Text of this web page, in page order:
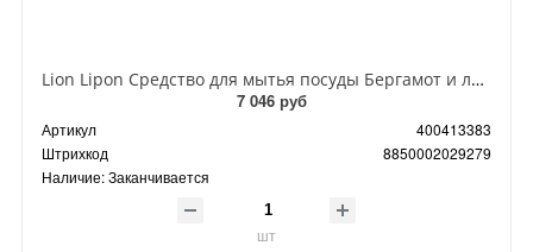
Lion Lipon Средство для мытья посуды Бергамот и лайм 3600 мл запасная канистра
7 046 руб
Артикул
400413383
Штрихкод
8850002029279
Наличие:Заканчивается
шт